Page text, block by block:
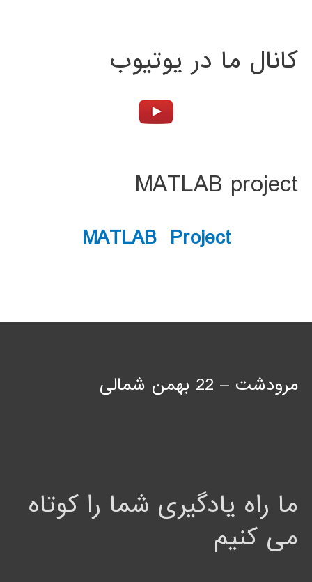
کانال ما در یوتیوب
MATLAB project
MATLAB Project
مرودشت – 22 بهمن شمالی
ما راه یادگیری شما را کوتاه
می کنیم